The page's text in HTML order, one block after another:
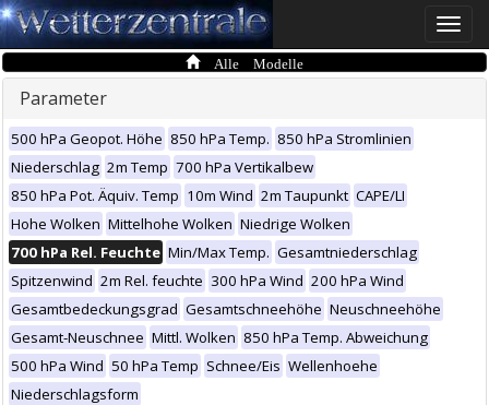
Toggle
Alle Modelle
Parameter
500 hPa Geopot. Höhe 850 hPa Temp. 850 hPa Stromlinien
Niederschlag 2m Temp 700 hPa Vertikalbew
850 hPa Pot. Äquiv. Temp 10m Wind 2m Taupunkt CAPE/LI
Hohe Wolken Mittelhohe Wolken Niedrige Wolken
700 hPa Rel. Feuchte Min/Max Temp. Gesamtniederschlag
Spitzenwind 2m Rel. feuchte 300 hPa Wind 200 hPa Wind
Gesamtbedeckungsgrad Gesamtschneehöhe Neuschneehöhe
Gesamt-Neuschnee Mittl. Wolken 850 hPa Temp. Abweichung
500 hPa Wind 50 hPa Temp Schnee/Eis Wellenhoehe
Niederschlagsform